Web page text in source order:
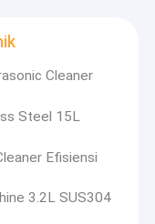
Cleaner
Steel 15L
Efisiensi
3.2L SUS304
Equipment Co.,
tahun pengalaman
mengkhususkan
mesin
pembersih non-
industri yang unik.
panjang dari
bertujuan untuk
Kami menyediakan
mitra kami